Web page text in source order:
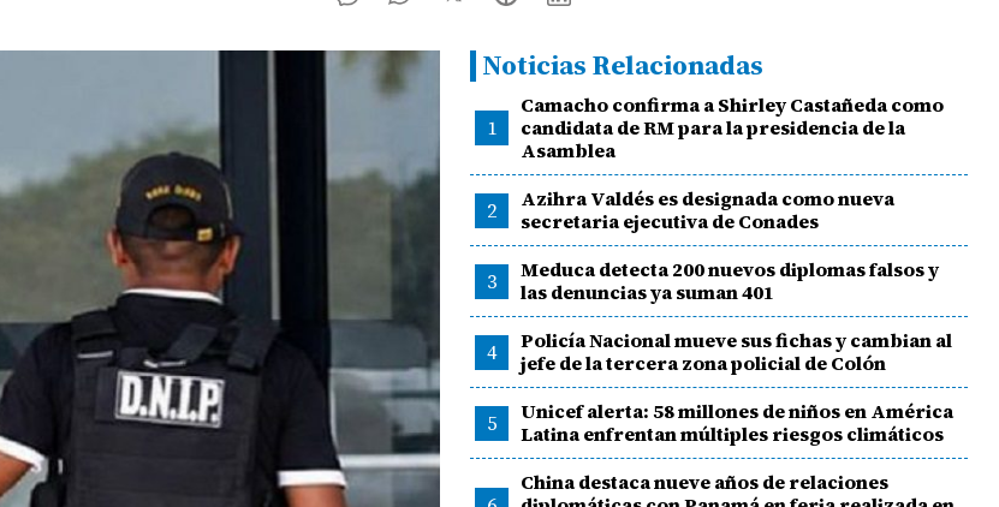
Noticias Relacionadas
1
Camacho confirma a Shirley Castañeda como
candidata de RM para la presidencia de la
Asamblea
2
Azihra Valdés es designada como nueva
secretaria ejecutiva de Conades
3
Meduca detecta 200 nuevos diplomas falsos y
las denuncias ya suman 401
4
Policía Nacional mueve sus fichas y cambian al
jefe de la tercera zona policial de Colón
5
Unicef alerta: 58 millones de niños en América
Latina enfrentan múltiples riesgos climáticos
China destaca nueve años de relaciones